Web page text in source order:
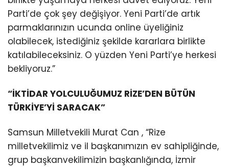
Parti’de çok şey değişiyor. Yeni Parti’de artık
parmaklarınızın ucunda online üyeliğiniz
olabilecek, istediğiniz şekilde kararlara birlikte
katılabileceksiniz. O yüzden Yeni Parti’ye herkesi
bekliyoruz.”
“İKTİDAR YOLCULUĞUMUZ RİZE’DEN BÜTÜN
TÜRKİYE’Yİ SARACAK”
Samsun Milletvekili Murat Can , “Rize
milletvekilimiz ve il başkanımızın ev sahipliğinde,
grup başkanvekilimizin başkanlığında, İzmir